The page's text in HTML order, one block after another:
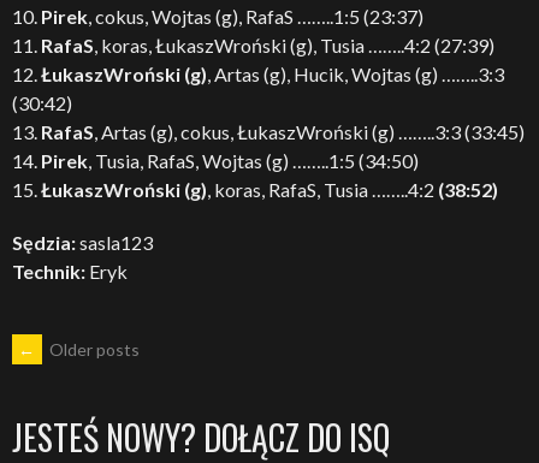
10. Pirek, cokus, Wojtas (g), RafaS ……..1:5 (23:37)
11. RafaS, koras, ŁukaszWroński (g), Tusia ……..4:2 (27:39)
12.ŁukaszWroński (g), Artas (g), Hucik, Wojtas (g) ……..3:3
(30:42)
13. RafaS, Artas (g), cokus, ŁukaszWroński (g) ……..3:3 (33:45)
14. Pirek, Tusia, RafaS, Wojtas (g) ……..1:5 (34:50)
15.ŁukaszWroński (g), koras, RafaS, Tusia ……..4:2 (38:52)
Sędzia:sasla123
Technik: Eryk
POSTS
NAVIGATION
← Older posts
JESTEŚ NOWY? DOŁĄCZ DO ISQ